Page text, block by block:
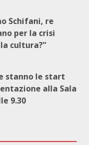
Schifani, re
per la crisi
cultura?”
stanno le start
alla Sala
9.30